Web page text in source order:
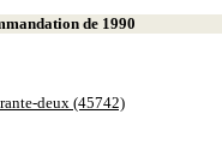
de 1990
deux (45742)